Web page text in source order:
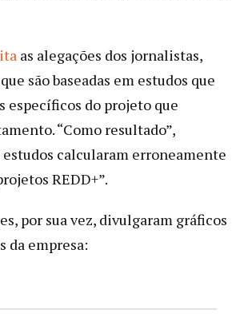
as alegações dos jornalistas,
são baseadas em estudos que
específicos do projeto que
“Como resultado”,
estudos calcularam erroneamente
REDD+”.
por sua vez, divulgaram gráficos
da empresa: